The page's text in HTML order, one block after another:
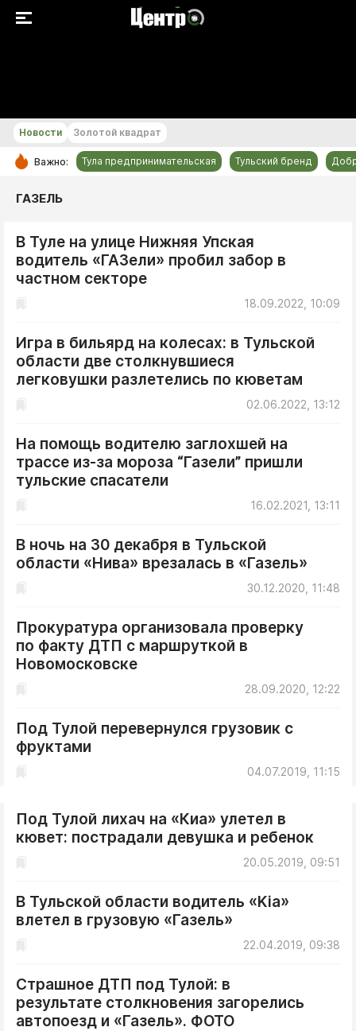
РУБРИКИ
Культура
Происшествия
Тула предпринимательская
ДоброЦентр
Голодный шпион
Новости Золотой квадрат
Важно: Тула предпринимательская Тульский бренд
ГАЗЕЛЬ
В Туле на улице Нижняя Упская
водитель «ГАЗели» пробил забор в
частном секторе
18.09.2022, 10:09
Игра в бильярд на колесах: в Тульской
области две столкнувшиеся
легковушки разлетелись по кюветам
02.06.2022, 13:12
На помощь водителю заглохшей на
трассе из-за мороза “Газели” пришли
тульские спасатели
16.02.2021, 13:11
В ночь на 30 декабря в Тульской
области «Нива» врезалась в «Газель»
30.12.2020, 11:48
Прокуратура организовала проверку
по факту ДТП с маршруткой в
Новомосковске
28.09.2020, 12:22
Под Тулой перевернулся грузовик с
фруктами
04.07.2019, 11:15
Под Тулой лихач на «Киа» улетел в
кювет: пострадали девушка и ребенок
20.05.2019, 09:51
В Тульской области водитель «Kia»
влетел в грузовую «Газель»
22.04.2019, 09:38
Страшное ДТП под Тулой: в
результате столкновения загорелись
автопоезд и «Газель». ФОТО